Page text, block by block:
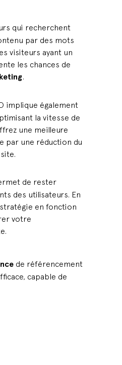
qui recherchent
par des mots
visiteurs ayant un
les chances de
.
implique également
la vitesse de
une meilleure
par une réduction du
de rester
des utilisateurs. En
en fonction
votre
de référencement
capable de